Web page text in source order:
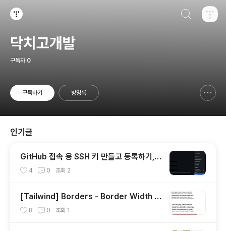
닥치고개발
구독자 0
구독하기 방명록
인기글
GitHub 접속 용 SSH 키 만들고 등록하기, K
ey already in use 에러 대응
4 0 조회 2
[Tailwind] Borders - Border Width &
Colors, Border Radius, Outline
8 0 조회 1